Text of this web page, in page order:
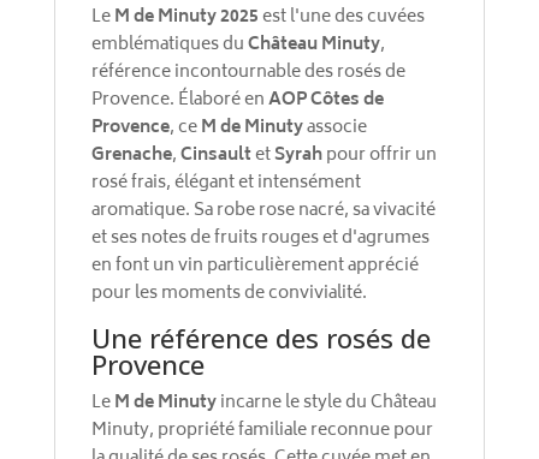
LeM de Minuty 2025est l'une des cuvées
emblématiques duChâteau Minuty,
référence incontournable des rosés de
Provence. Élaboré enAOP Côtes de
Provence, ceM de Minutyassocie
Grenache,CinsaultetSyrahpour offrir un
rosé frais, élégant et intensément
aromatique. Sa robe rose nacré, sa vivacité
et ses notes de fruits rouges et d'agrumes
en font un vin particulièrement apprécié
pour les moments de convivialité.
Une référence des rosés de
Provence
LeM de Minutyincarne le style du Château
Minuty, propriété familiale reconnue pour